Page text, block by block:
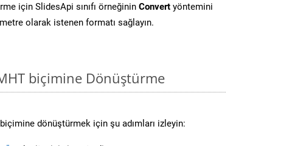
için SlidesApi sınıfı örneğinin Convert yöntemini
olarak istenen formatı sağlayın.
biçimine Dönüştürme
dönüştürmek için şu adımları izleyin: